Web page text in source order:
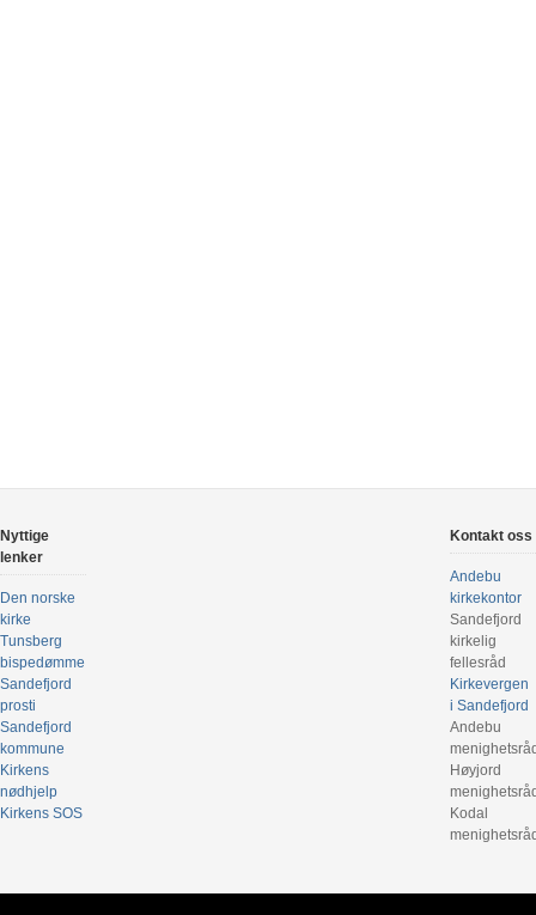
Nyttige
lenker
Den norske
kirke
Tunsberg
bispedømme
Sandefjord
prosti
Sandefjord
kommune
Kirkens
nødhjelp
Kirkens SOS
Kontakt oss
Andebu
kirkekontor
Sandefjord
kirkelig
fellesråd
Kirkevergen
i Sandefjord
Andebu
Høyjord
Kodal